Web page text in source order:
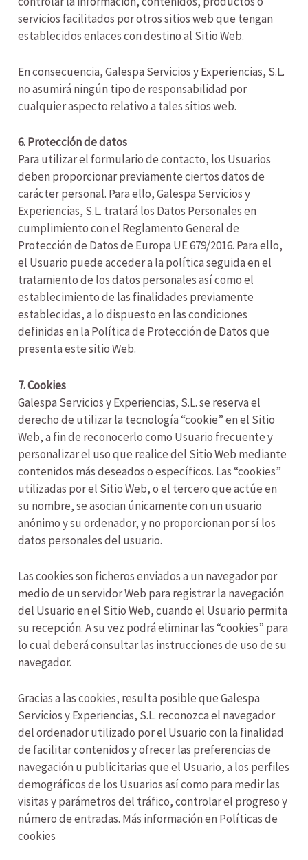
servicios facilitados por otros sitios web que tengan
establecidos enlaces con destino al Sitio Web.
En consecuencia, Galespa Servicios y Experiencias, S.L.
no asumirá ningún tipo de responsabilidad por
cualquier aspecto relativo a tales sitios web.
6. Protección de datos
Para utilizar el formulario de contacto, los Usuarios
deben proporcionar previamente ciertos datos de
carácter personal. Para ello, Galespa Servicios y
Experiencias, S.L. tratará los Datos Personales en
cumplimiento con el Reglamento General de
Protección de Datos de Europa UE 679/2016. Para ello,
el Usuario puede acceder a la política seguida en el
tratamiento de los datos personales así como el
establecimiento de las finalidades previamente
establecidas, a lo dispuesto en las condiciones
definidas en la Política de Protección de Datos que
presenta este sitio Web.
7. Cookies
Galespa Servicios y Experiencias, S.L. se reserva el
derecho de utilizar la tecnología “cookie” en el Sitio
Web, a fin de reconocerlo como Usuario frecuente y
personalizar el uso que realice del Sitio Web mediante
contenidos más deseados o específicos. Las “cookies”
utilizadas por el Sitio Web, o el tercero que actúe en
su nombre, se asocian únicamente con un usuario
anónimo y su ordenador, y no proporcionan por sí los
datos personales del usuario.
Las cookies son ficheros enviados a un navegador por
medio de un servidor Web para registrar la navegación
del Usuario en el Sitio Web, cuando el Usuario permita
su recepción. A su vez podrá eliminar las “cookies” para
lo cual deberá consultar las instrucciones de uso de su
navegador.
Gracias a las cookies, resulta posible que Galespa
Servicios y Experiencias, S.L. reconozca el navegador
del ordenador utilizado por el Usuario con la finalidad
de facilitar contenidos y ofrecer las preferencias de
navegación u publicitarias que el Usuario, a los perfiles
demográficos de los Usuarios así como para medir las
visitas y parámetros del tráfico, controlar el progreso y
número de entradas. Más información en Políticas de
cookies